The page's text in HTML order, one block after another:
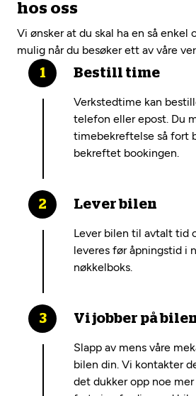
hos oss
Vi ønsker at du skal ha en så enkel
mulig når du besøker ett av våre
Bestill time
Verkstedtime kan
telefon eller epost. Du
timebekreftelse så fort
bekreftet bookingen.
Lever bilen
Lever bilen til avtalt tid
leveres før åpningstid i
nøkkelboks.
Vi jobber på
Slapp av mens våre
bilen din. Vi kontakter
det dukker opp noe